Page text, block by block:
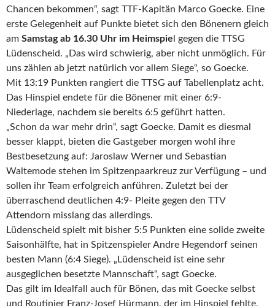
Chancen bekommen“, sagt TTF-Kapitän Marco Goecke. Eine
erste Gelegenheit auf Punkte bietet sich den Bönenern gleich
am Samstag ab 16.30 Uhr im Heimspie l gegen die TTSG
Lüdenscheid. „Das wird schwierig, aber nicht unmöglich. Für
uns zählen ab jetzt natürlich vor allem Siege“, so Goecke.
Mit 13:19 Punkten rangiert die TTSG auf Tabellenplatz acht.
Das Hinspiel endete für die Bönener mit einer 6:9-
Niederlage, nachdem sie bereits 6:5 geführt hatten.
„Schon da war mehr drin“, sagt Goecke. Damit es diesmal
besser klappt, bieten die Gastgeber morgen wohl ihre
Bestbesetzung auf: Jaroslaw Werner und Sebastian
Waltemode stehen im Spitzenpaarkreuz zur Verfügung – und
sollen ihr Team erfolgreich anführen. Zuletzt bei der
überraschend deutlichen 4:9- Pleite gegen den TTV
Attendorn misslang das allerdings.
Lüdenscheid spielt mit bisher 5:5 Punkten eine solide zweite
Saisonhälfte, hat in Spitzenspieler Andre Hegendorf seinen
besten Mann (6:4 Siege). „Lüdenscheid ist eine sehr
ausgeglichen besetzte Mannschaft“, sagt Goecke.
Das gilt im Idealfall auch für Bönen, das mit Goecke selbst
und Routinier Franz-Josef Hürmann, der im Hinspiel fehlte,